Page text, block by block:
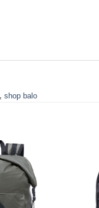
, shop balo